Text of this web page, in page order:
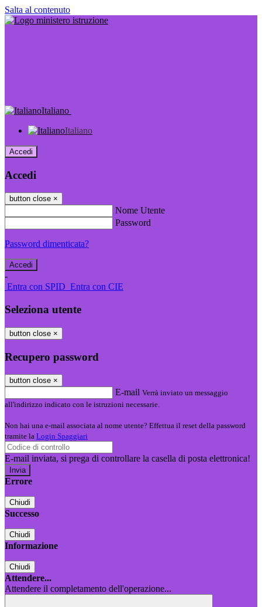
Salta al contenuto
Italiano
Italiano
Accedi
Accedi
button close ×
Nome Utente
Password
Password dimenticata?
-
Entra con SPID Entra con CIE
Seleziona utente
button close ×
Recupero password
button close ×
E-mail Verrà inviato un messaggio
all'indirizzo indicato con le istruzioni necessarie.
Non hai una e-mail associata al nome utente? Effettua il reset della password
tramite la Login Spaggiari
E-mail inviata, si prega di controllare la casella di posta elettronica!
Errore
Chiudi
Successo
Chiudi
Informazione
Chiudi
Attendere...
Attendere il completamento dell'operazione...